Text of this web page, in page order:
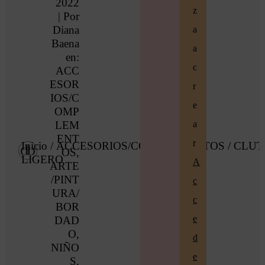
Inicio / ACCESORIOS/COMPLEMENTOS /
LIGERO
2022
| Por
Diana
Baena
en:
ACC
ESOR
IOS/C
OMP
LEM
ENT
OS,
ARTE
/PINT
URA/
BOR
DAD
O,
NIÑO
S,
z
a
a
c
r
e
a
r
A
c
c
e
d
e